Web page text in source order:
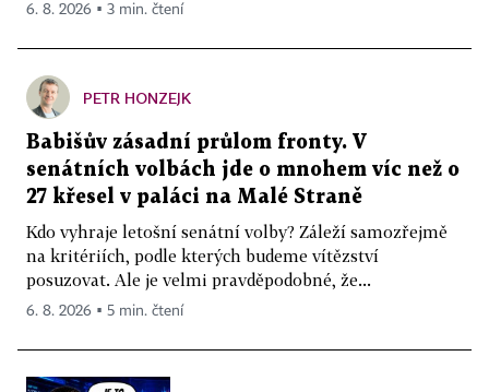
6. 8. 2026 ▪ 3 min. čtení
PETR HONZEJK
Babišův zásadní průlom fronty. V
senátních volbách jde o mnohem víc než o
27 křesel v paláci na Malé Straně
Kdo vyhraje letošní senátní volby? Záleží samozřejmě
na kritériích, podle kterých budeme vítězství
posuzovat. Ale je velmi pravděpodobné, že...
6. 8. 2026 ▪ 5 min. čtení